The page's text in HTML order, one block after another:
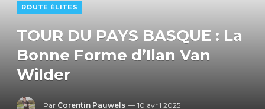
ROUTE ÉLITES
TOUR DU PAYS BASQUE : La
Bonne Forme d’Ilan Van
Wilder
Par Corentin Pauwels
10 avril 2025